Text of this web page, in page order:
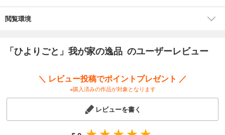
閲覧環境
「ひよりごと」我が家の逸品 のユーザーレビュー
＼ レビュー投稿でポイントプレゼント ／
※購入済みの作品が対象となります
レビューを書く